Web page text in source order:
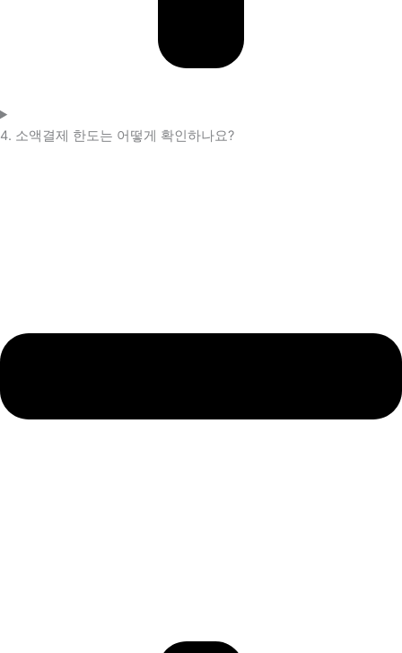
4. 소액결제 한도는 어떻게 확인하나요?